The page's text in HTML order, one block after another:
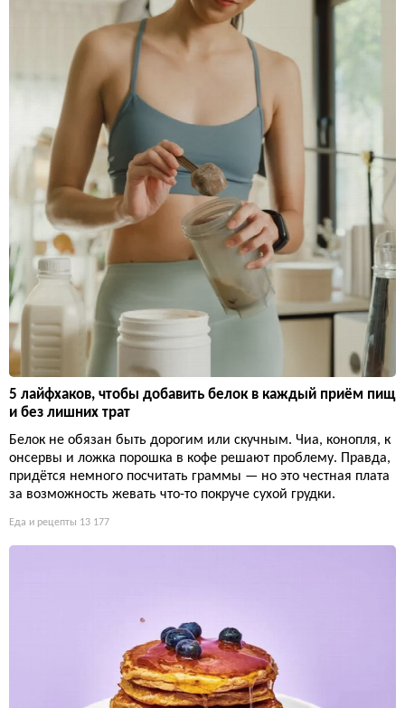
5 лайфхаков, чтобы добавить белок в каждый приём пищ
и без лишних трат
Белок не обязан быть дорогим или скучным. Чиа, конопля, к
онсервы и ложка порошка в кофе решают проблему. Правда,
придётся немного посчитать граммы — но это честная плата
за возможность жевать что-то покруче сухой грудки.
Еда и рецепты 13 177